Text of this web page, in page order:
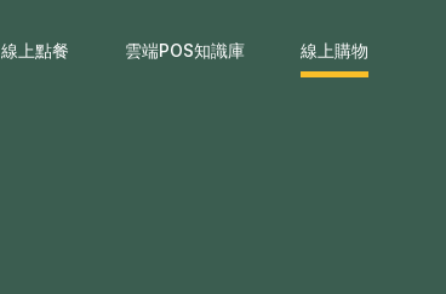
線上點餐 雲端POS知識庫 線上購物